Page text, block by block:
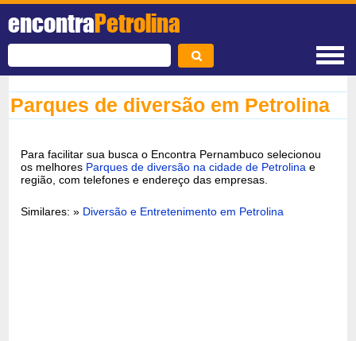
encontraPetrolina
Parques de diversão em Petrolina
Para facilitar sua busca o Encontra Pernambuco selecionou
os melhores Parques de diversão na cidade de Petrolina e
região, com telefones e endereço das empresas.
Similares: » Diversão e Entretenimento em Petrolina